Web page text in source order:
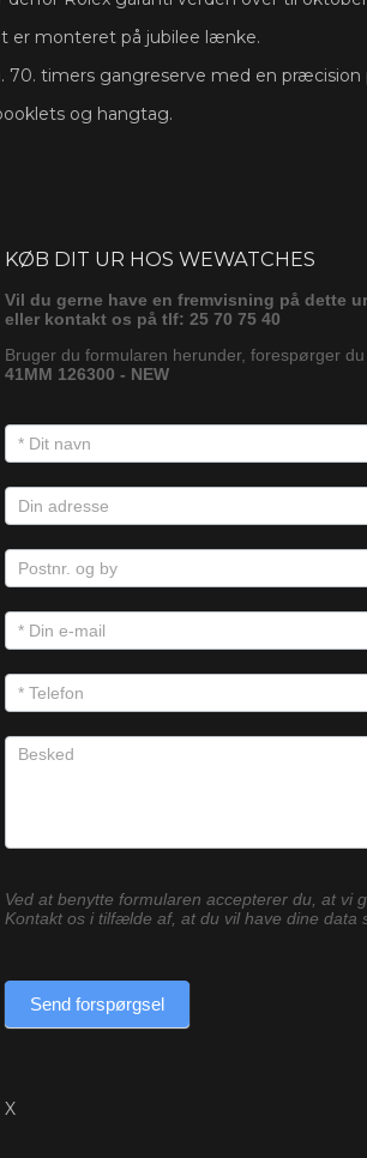
er monteret på jubilee lænke.
timers gangreserve med en præcision
og hangtag.
KØB DIT UR HOS WEWATCHES
Vil du gerne have en fremvisning på dette
eller kontakt os på tlf: 25 70 75 40
Bruger du formularen herunder, forespørger
41MM 126300 - NEW
Ved at benytte formularen accepterer du, at vi
Kontakt os i tilfælde af, at du vil have dine data
Send forspørgsel
X